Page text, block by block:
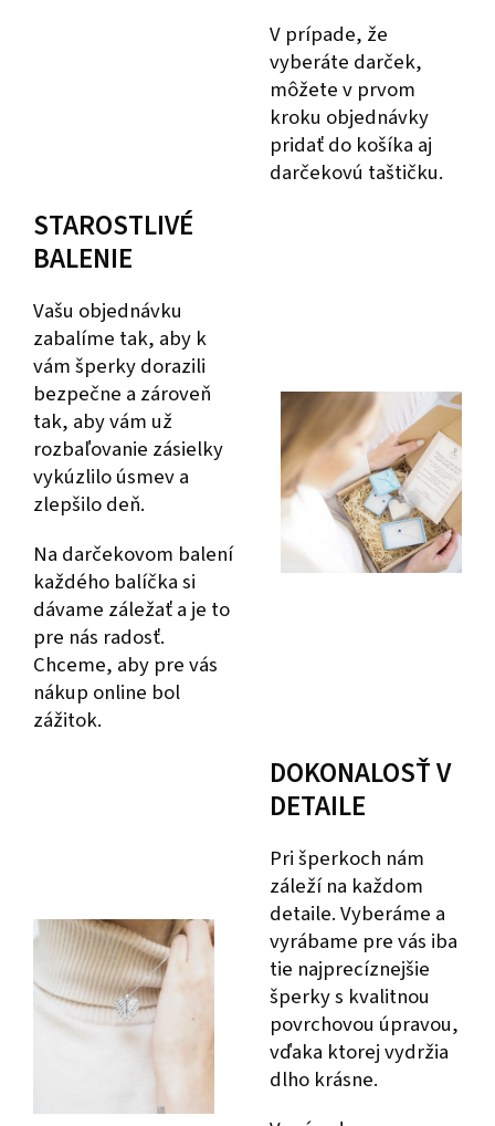
V prípade, že
vyberáte darček,
môžete v prvom
kroku objednávky
pridať do košíka aj
darčekovú taštičku.
STAROSTLIVÉ
BALENIE
Vašu objednávku
zabalíme tak, aby k
vám šperky dorazili
bezpečne a zároveň
tak, aby vám už
rozbaľovanie zásielky
vykúzlilo úsmev a
zlepšilo deň.
Na darčekovom balení
každého balíčka si
dávame záležať a je to
pre nás radosť.
Chceme, aby pre vás
nákup online bol
zážitok.
DOKONALOSŤ V
DETAILE
Pri šperkoch nám
záleží na každom
detaile. Vyberáme a
vyrábame pre vás iba
tie najprecíznejšie
šperky s kvalitnou
povrchovou úpravou,
vďaka ktorej vydržia
dlho krásne.